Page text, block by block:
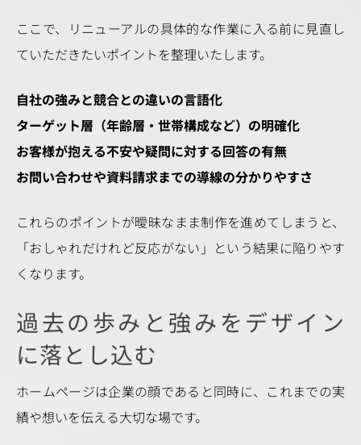
ここで、リニューアルの具体的な作業に入る前に見直し
ていただきたいポイントを整理いたします。
自社の強みと競合との違いの言語化
ターゲット層（年齢層・世帯構成など）の明確化
お客様が抱える不安や疑問に対する回答の有無
お問い合わせや資料請求までの導線の分かりやすさ
これらのポイントが曖昧なまま制作を進めてしまうと、
「おしゃれだけれど反応がない」という結果に陥りやす
くなります。
過去の歩みと強みをデザイン
に落とし込む
ホームページは企業の顔であると同時に、これまでの実
績や想いを伝える大切な場です。